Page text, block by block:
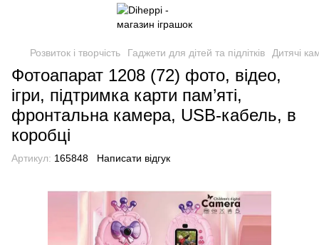
Розвиток і творчість Гаджети для дітей та підлітків Дитячі
Фотоапарат 1208 (72) фото, відео,
ігри, підтримка карти пам’яті,
фронтальна камера, USB-кабель, в
коробці
Артикул: 165848 Написати відгук